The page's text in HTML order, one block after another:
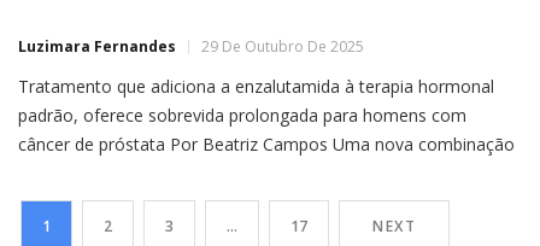
Luzimara Fernandes 29 De Outubro De 2025
Tratamento que adiciona a enzalutamida à terapia hormonal
padrão, oferece sobrevida prolongada para homens com
câncer de próstata Por Beatriz Campos Uma nova combinação
próstata retorna após cirurgia ou radioterapia. Ensaios clínicos
mostraram a redução do risco de morte em mais de 40%. A
1 2 3 … 17 NEXT